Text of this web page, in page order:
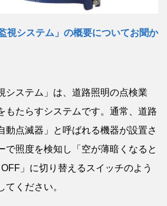
視システム」の概要についてお聞か
システム」は、道路照明の点検業
もたらすシステムです。通常、道路
動点滅器」と呼ばれる機器が設置さ
で照度を検知し「空が薄暗くなると
」に切り替えるスイッチのよう
てください。